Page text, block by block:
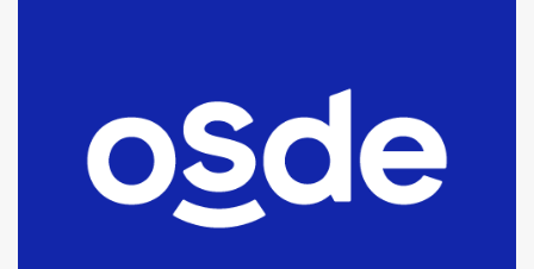
fueron detenidos por
comercialización de drogas en la
tarde del sábado
T.Lauquen: se vendió el edificio de
lo que fue la planta Industrial del